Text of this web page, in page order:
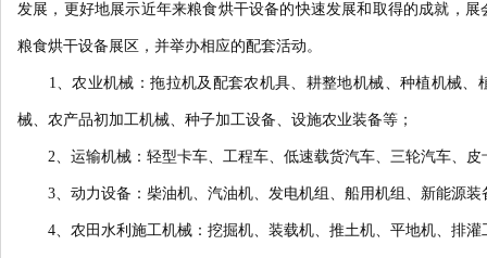
发展，更好地展示近年来粮食烘干设备的快速发展和取得的成就，
粮食烘干设备展区，并举办相应的配套活动。
1、农业机械：拖拉机及配套农机具、耕整地机械、种植机械、
械、农产品初加工机械、种子加工设备、设施农业装备等；
2、运输机械：轻型卡车、工程车、低速载货汽车、三轮汽车、皮
3、动力设备：柴油机、汽油机、发电机组、船用机组、新能源装
4、农田水利施工机械：挖掘机、装载机、推土机、平地机、排灌